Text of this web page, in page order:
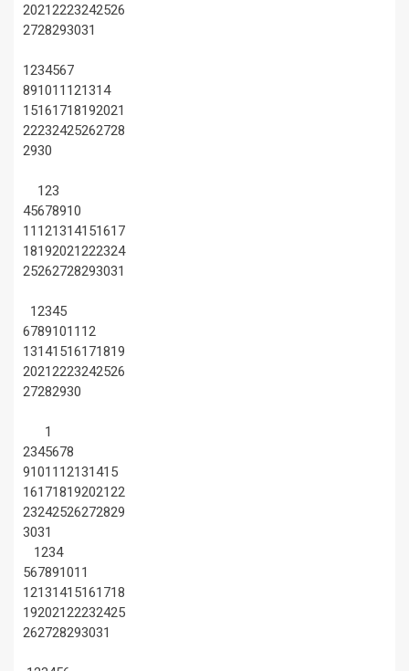
20212223242526
2728293031
1234567
891011 121314
15161718192021
22232425262728
2930
123
45678910
11 121314151617
18192021222324
25262728293031
12345
67891011 12
13141516171819
20212223242526
27282930
1
2345678
91011 12131415
16171819202122
23242526272829
3031
1234
567891011
12131415161718
19202122232425
262728293031